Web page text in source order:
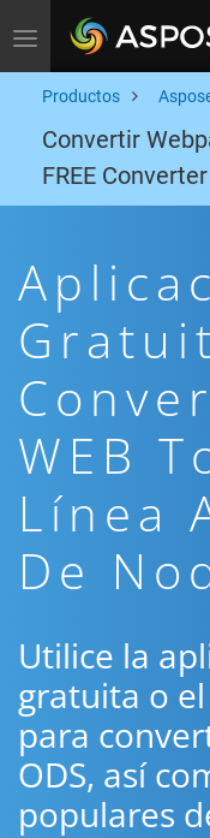
Toggle navigation
Productos
Convertir
FREE
WEB
Línea
De
Utilice la
gratuita o el
para
ODS, así
populares